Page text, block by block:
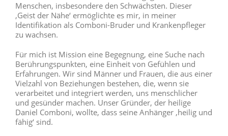
Menschen, insbesondere den Schwächsten. Dieser
‚Geist der Nähe‘ ermöglichte es mir, in meiner
Identifikation als Comboni-Bruder und Krankenpfleger
zu wachsen.
Für mich ist Mission eine Begegnung, eine Suche nach
Berührungspunkten, eine Einheit von Gefühlen und
Erfahrungen. Wir sind Männer und Frauen, die aus einer
Vielzahl von Beziehungen bestehen, die, wenn sie
verarbeitet und integriert werden, uns menschlicher
und gesünder machen. Unser Gründer, der heilige
Daniel Comboni, wollte, dass seine Anhänger ‚heilig und
fähig‘ sind.